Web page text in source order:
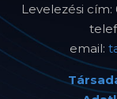
Levelezési cím:
email: